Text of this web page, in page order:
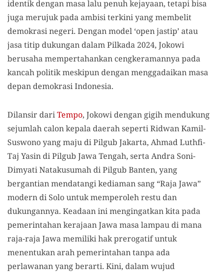
identik dengan masa lalu penuh kejayaan, tetapi bisa
juga merujuk pada ambisi terkini yang membelit
demokrasi negeri. Dengan model ‘open jastip’ atau
jasa titip dukungan dalam Pilkada 2024, Jokowi
berusaha mempertahankan cengkeramannya pada
kancah politik meskipun dengan menggadaikan masa
depan demokrasi Indonesia.
Dilansir dariTempo, Jokowi dengan gigih mendukung
sejumlah calon kepala daerah seperti Ridwan Kamil-
Suswono yang maju di Pilgub Jakarta, Ahmad Luthfi-
Taj Yasin di Pilgub Jawa Tengah, serta Andra Soni-
Dimyati Natakusumah di Pilgub Banten, yang
bergantian mendatangi kediaman sang “Raja Jawa”
modern di Solo untuk memperoleh restu dan
dukungannya. Keadaan ini mengingatkan kita pada
pemerintahan kerajaan Jawa masa lampau di mana
raja-raja Jawa memiliki hak prerogatif untuk
menentukan arah pemerintahan tanpa ada
perlawanan yang berarti. Kini, dalam wujud